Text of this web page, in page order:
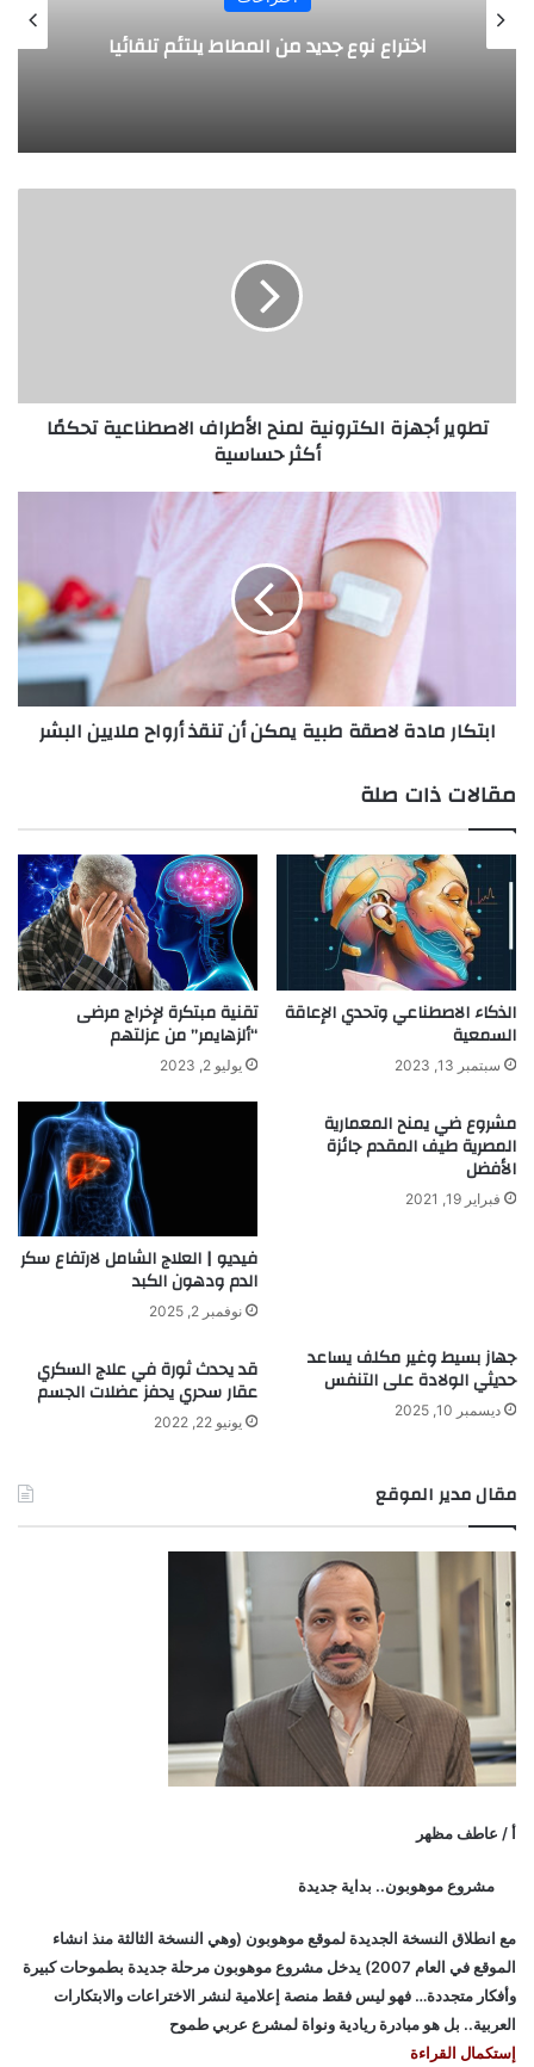
اختراع نوع جديد من المطاط يلتئم تلقائيا
حساسية
تطوير أجهزة الكترونية لمنح الأطراف الاصطناعية تحكمًا
أكثر حساسية
ملايين
البشرابتكار مادة لاصقة طبية يمكن أن تنقذ أرواح ملايين البشر
مقالات ذات صلة
الذكاء الاصطناعي وتحدي الإعاقة
السمعية
سبتمبر 13, 2023
تقنية مبتكرة لإخراج مرضى
“ألزهايمر” من عزلتهم
يوليو 2, 2023
مشروع ضي يمنح المعمارية
المصرية طيف المقدم جائزة
الأفضل
فبراير 19, 2021
فيديو | العلاج الشامل لارتفاع سكر
الدم ودهون الكبد
نوفمبر 2, 2025
جهاز بسيط وغير مكلف يساعد
حديثي الولادة على التنفس
ديسمبر 10, 2025
قد يحدث ثورة في علاج السكري
عقار سحري يحفز عضلات الجسم
يونيو 22, 2022
مقال مدير الموقع
أ / عاطف مظهر
مشروع موهوبون.. بداية جديدة
مع انطلاق النسخة الجديدة لموقع موهوبون (وهي النسخة الثالثة منذ انشاء
الموقع في العام 2007) يدخل مشروع موهوبون مرحلة جديدة بطموحات كبيرة
وأفكار متجددة… فهو ليس فقط منصة إعلامية لنشر الاختراعات والابتكارات
العربية.. بل هو مبادرة ريادية ونواة لمشرع عربي طموح
إستكمال القراءة